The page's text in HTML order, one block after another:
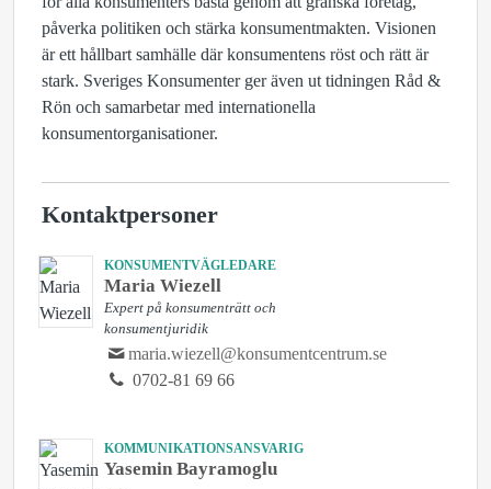
påverka politiken och stärka konsumentmakten. Visionen
är ett hållbart samhälle där konsumentens röst och rätt är
stark. Sveriges Konsumenter ger även ut tidningen Råd &
Rön och samarbetar med internationella
konsumentorganisationer.
Kontaktpersoner
KONSUMENTVÄGLEDARE
Maria Wiezell
Expert på konsumenträtt och
konsumentjuridik
maria.wiezell@konsumentcentrum.se
0702-81 69 66
KOMMUNIKATIONSANSVARIG
Yasemin Bayramoglu